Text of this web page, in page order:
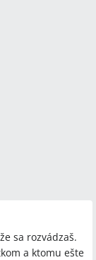
sa rozvádzaš.
a ktomu ešte